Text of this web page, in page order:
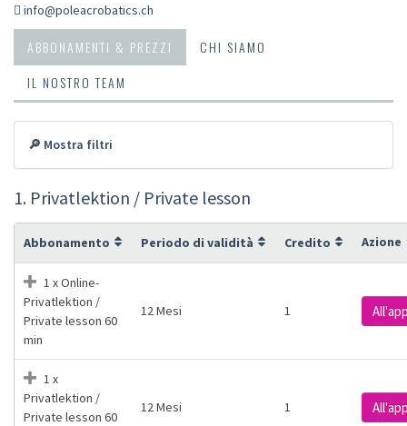
info@poleacrobatics.ch
ABBONAMENTI & PREZZI
CHI SIAMO
IL NOSTRO TEAM
🔎 Mostra filtri
1. Privatlektion / Private lesson
Abbonamento Periodo di validità Credito Azione
1 x Online-
Privatlektion /
Private lesson 60
min
12 Mesi 1
1 x
Privatlektion /
Private lesson 60
12 Mesi 1